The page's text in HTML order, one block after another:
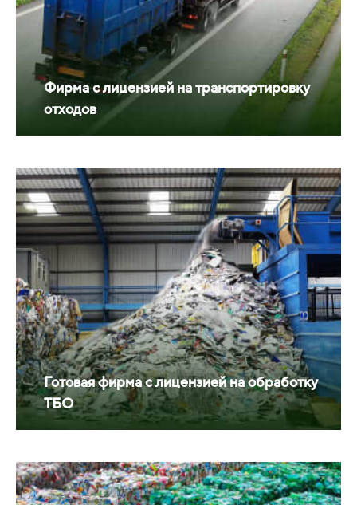
Фирма с лицензией на транспортировку
отходов
Готовая фирма с лицензией на обработку
ТБО